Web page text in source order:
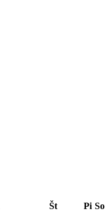
Št Pi So